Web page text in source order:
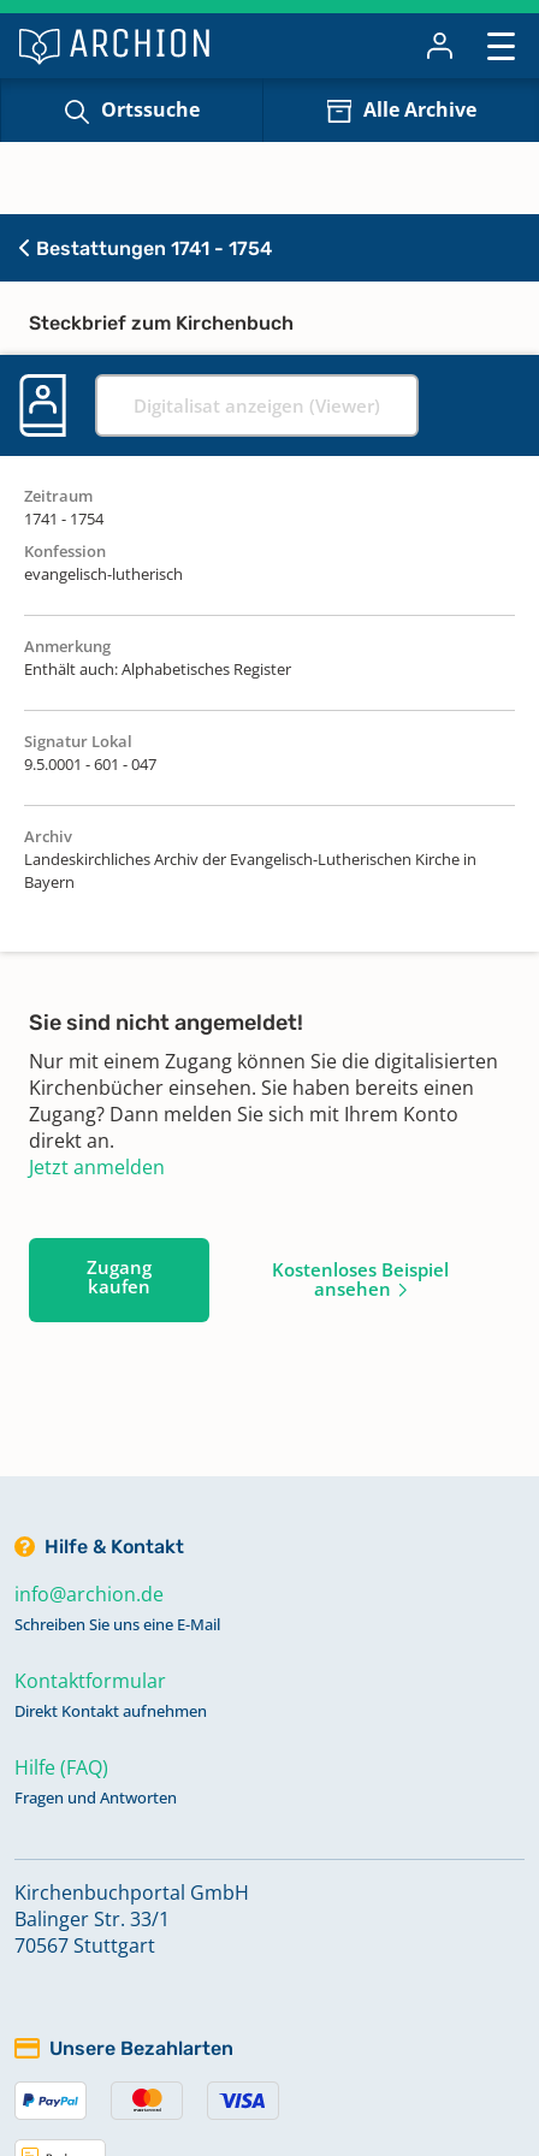
Ortssuche Alle Archive
Bestattungen 1741 - 1754
Steckbrief zum Kirchenbuch
Digitalisat anzeigen (Viewer)
Zeitraum
1741 - 1754
Konfession
evangelisch-lutherisch
Anmerkung
Enthält auch: Alphabetisches Register
Signatur Lokal
9.5.0001 - 601 - 047
Archiv
Landeskirchliches Archiv der Evangelisch-Lutherischen Kirche in
Bayern
Sie sind nicht angemeldet!
Nur mit einem Zugang können Sie die digitalisierten
Kirchenbücher einsehen. Sie haben bereits einen
Zugang? Dann melden Sie sich mit Ihrem Konto
direkt an.
Jetzt anmelden
Zugang
kaufen
Kostenloses Beispiel
ansehen
Hilfe & Kontakt
info@archion.de
Schreiben Sie uns eine E-Mail
Kontaktformular
Direkt Kontakt aufnehmen
Hilfe (FAQ)
Fragen und Antworten
Kirchenbuchportal GmbH
Balinger Str. 33/1
70567 Stuttgart
Unsere Bezahlarten